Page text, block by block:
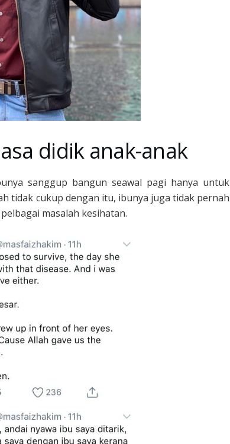
didik anak-anak
sanggup bangun seawal pagi hanya untuk
tidak cukup dengan itu, ibunya juga tidak pernah
masalah kesihatan.